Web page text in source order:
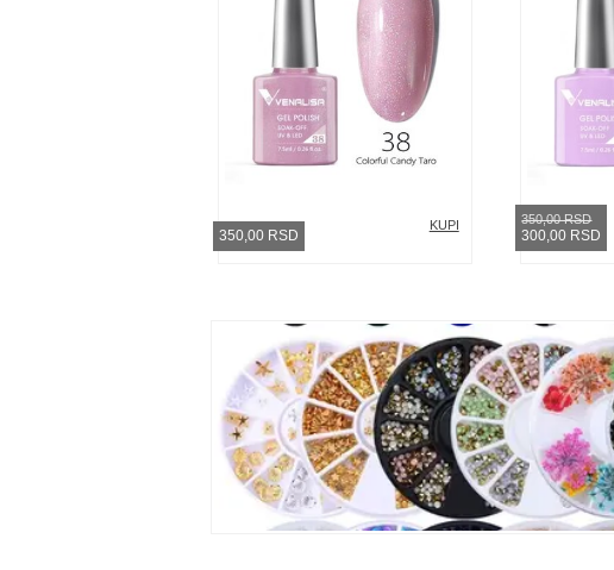
KUPI
350,00 RSD
350,00 RSD
300,00 RSD